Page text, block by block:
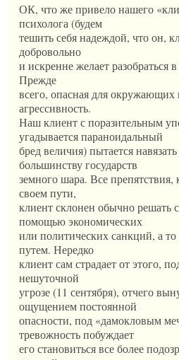
ОК, что же привело нашего
психолога (будем
тешить себя надеждой, что он,
добровольно
и искренне желает разобраться
Прежде
всего, опасная для окружающих
агрессивность.
Наш клиент с поразительным
угадывается параноидальный
бред величия) пытается
большинству государств
земного шара. Все препятствия,
своем пути,
клиент склонен обычно решать
помощью экономических
или политических санкций, а
путем. Нередко
клиент сам страдает от этого,
нешуточной
угрозе (11 сентября), отчего
ощущением постоянной
опасности, под «дамокловым
тревожность побуждает
его становиться все более